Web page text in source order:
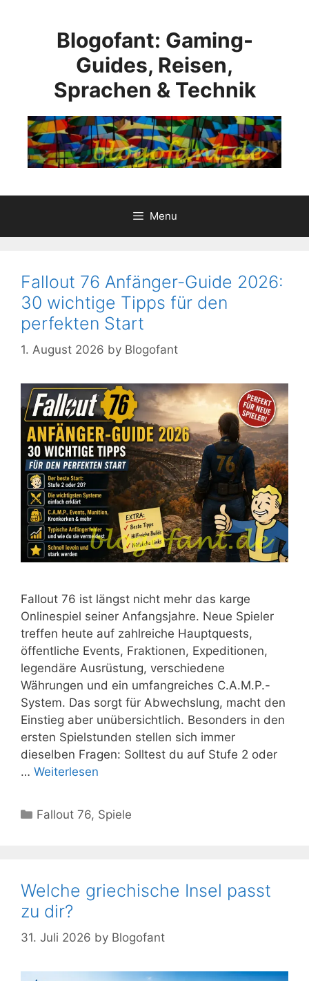
Blogofant: Gaming-
Guides, Reisen,
Sprachen & Technik
Menu
Fallout 76 Anfänger-Guide 2026:
30 wichtige Tipps für den
perfekten Start
1. August 2026 by Blogofant
Fallout 76 ist längst nicht mehr das karge
Onlinespiel seiner Anfangsjahre. Neue Spieler
treffen heute auf zahlreiche Hauptquests,
öffentliche Events, Fraktionen, Expeditionen,
legendäre Ausrüstung, verschiedene
Währungen und ein umfangreiches C.A.M.P.-
System. Das sorgt für Abwechslung, macht den
Einstieg aber unübersichtlich. Besonders in den
ersten Spielstunden stellen sich immer
dieselben Fragen: Solltest du auf Stufe 2 oder
… Weiterlesen
Kategorien
Fallout 76, Spiele
Welche griechische Insel passt
zu dir?
31. Juli 2026 by Blogofant